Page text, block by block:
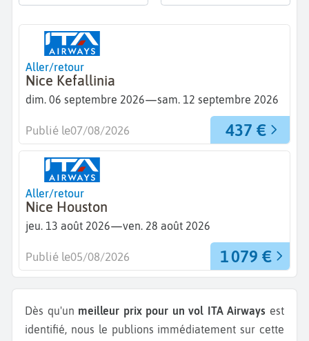
Aller/retour
Nice Kefallinia
dim. 06 septembre 2026—sam. 12 septembre 2026
437 €
Publié le07/08/2026
Aller/retour
Nice Houston
jeu. 13 août 2026—ven. 28 août 2026
1 079 €
Publié le05/08/2026
Dès qu'un meilleur prix pour un vol ITA Airways est
identifié, nous le publions immédiatement sur cette